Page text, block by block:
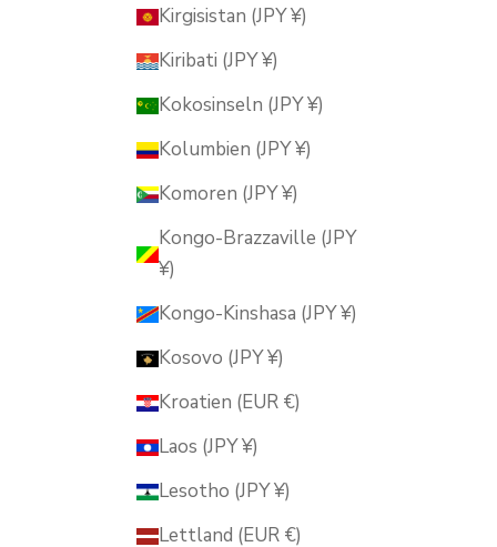
Kirgisistan (JPY ¥)
Kiribati (JPY ¥)
Kokosinseln (JPY ¥)
Kolumbien (JPY ¥)
Komoren (JPY ¥)
Kongo-Brazzaville (JPY
¥)
Kongo-Kinshasa (JPY ¥)
Kosovo (JPY ¥)
Kroatien (EUR €)
Laos (JPY ¥)
Lesotho (JPY ¥)
Lettland (EUR €)